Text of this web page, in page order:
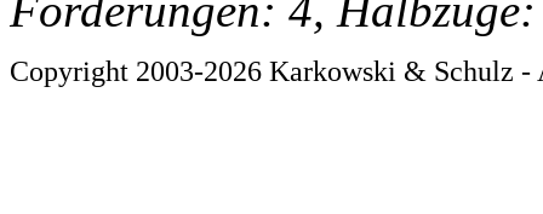
Copyright 2003-2026 Karkowski & Schulz